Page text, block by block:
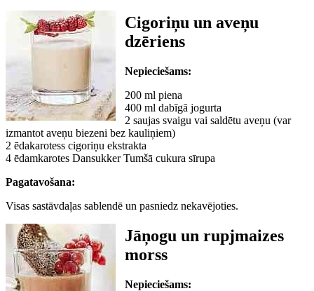
Cigoriņu un aveņu
dzēriens
Nepieciešams:
200 ml piena
400 ml dabīgā jogurta
2 saujas svaigu vai saldētu aveņu (var
izmantot aveņu biezeni bez kauliņiem)
2 ēdakarotess cigoriņu ekstrakta
4 ēdamkarotes Dansukker Tumšā cukura sīrupa
Pagatavošana:
Visas sastāvdaļas sablendē un pasniedz nekavējoties.
Jāņogu un rupjmaizes
morss
Nepieciešams: